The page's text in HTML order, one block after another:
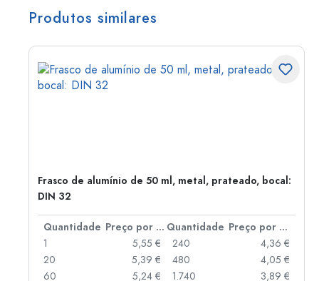
Produtos similares
Frasco de alumínio de 50 ml, metal, prateado, bocal:
DIN 32
Quantidade Preço por peça Quantidade
Preço por peça
1
5,55 €
20
5,39 €
60
5,24 €
240
4,36 €
480
4,05 €
1.740
3,89 €